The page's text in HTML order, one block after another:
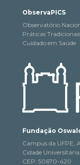
ObservaPICS
Observatório
Práticas
Cuidado em Saúde
Fundação
Campus da UFPE,
Cidade
CEP: 50670-420